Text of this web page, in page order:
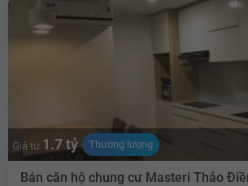
Giá từ 1.7 tỷ Thương lượng
Bán căn hộ chung cư Masteri Thảo